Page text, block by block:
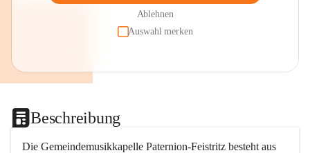
Ablehnen
Auswahl merken
Beschreibung
Die Gemeindemusikkapelle Paternion-Feistritz besteht aus